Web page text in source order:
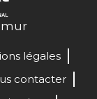
légales
contacter